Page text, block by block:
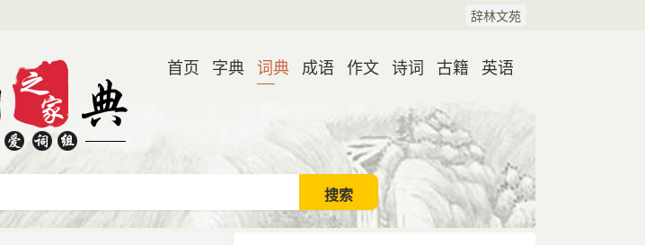
辞林文苑
首页 字典 词典 成语 作文 诗词 古籍 英语